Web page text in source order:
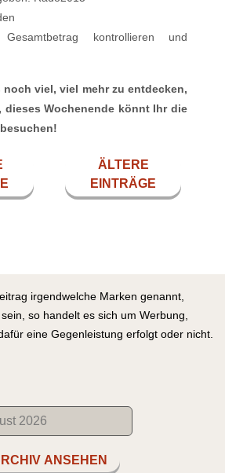
kontrollieren und
viel, viel mehr zu entdecken,
dieses Wochenende könnt Ihr die
ÄLTERE
EINTRÄGE
irgendwelche Marken genannt,
so handelt es sich um Werbung,
eine Gegenleistung erfolgt oder nicht.
ANSEHEN